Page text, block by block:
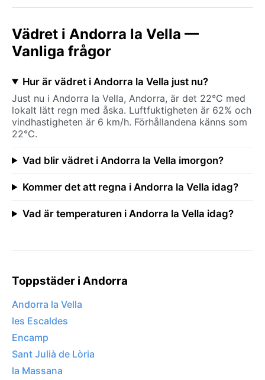
Vädret i Andorra la Vella —
Vanliga frågor
Hur är vädret i Andorra la Vella just nu?
Just nu i Andorra la Vella, Andorra, är det 22°C med
lokalt lätt regn med åska. Luftfuktigheten är 62% och
vindhastigheten är 6 km/h. Förhållandena känns som
22°C.
Vad blir vädret i Andorra la Vella imorgon?
Kommer det att regna i Andorra la Vella idag?
Vad är temperaturen i Andorra la Vella idag?
Toppstäder i Andorra
Andorra la Vella
les Escaldes
Encamp
Sant Julià de Lòria
la Massana